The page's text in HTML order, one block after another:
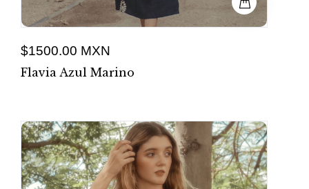
$1500.00 MXN
Flavia Azul Marino